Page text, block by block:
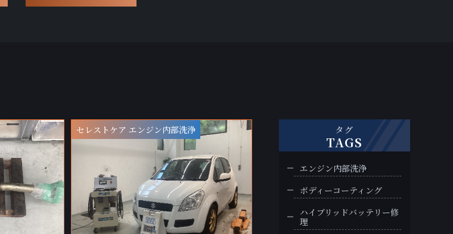
セレストケア エンジン内部洗浄 タグ
TAGS
エンジン内部洗浄
ボディーコーティング
ハイブリッドバッテリー修
理